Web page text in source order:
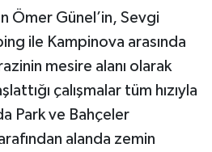
Ömer Günel’in, Sevgi
ile Kampinova arasında
mesire alanı olarak
çalışmalar tüm hızıyla
Park ve Bahçeler
alanda zemin